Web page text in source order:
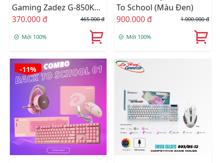
Gaming Zadez G-850K
Gen 2 + Chuột Gaming
370.000 đ 465.000 đ
Mới 100%
To School (Màu Đen)
900.000 đ
1.000.000 đ
Mới 100%
-11%